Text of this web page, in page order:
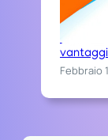
Chi
Febbraio